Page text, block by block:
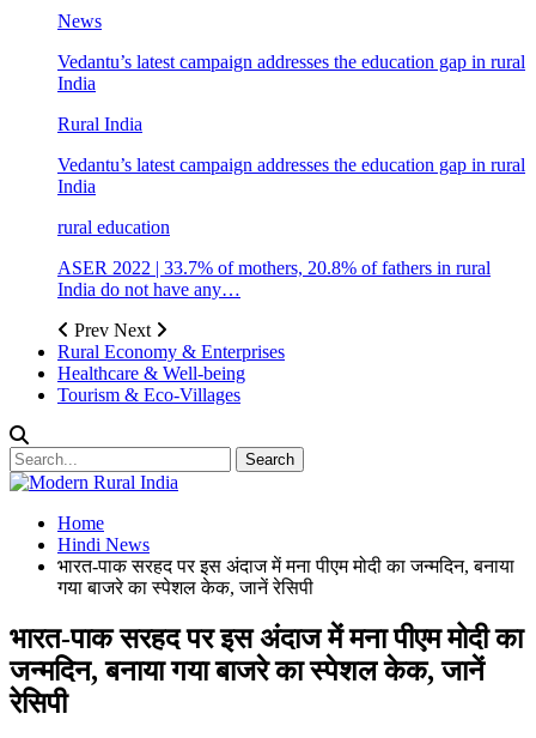
News
Vedantu’s latest campaign addresses the education gap in rural
India
Rural India
Vedantu’s latest campaign addresses the education gap in rural
India
rural education
ASER 2022 | 33.7% of mothers, 20.8% of fathers in rural
India do not have any…
Prev Next
Rural Economy & Enterprises
Healthcare & Well-being
Tourism & Eco-Villages
Home
Hindi News
भारत-पाक सरहद पर इस अंदाज में मना पीएम मोदी का जन्मदिन, बनाया
गया बाजरे का स्पेशल केक, जानें रेसिपी
भारत-पाक सरहद पर इस अंदाज में मना पीएम मोदी का
जन्मदिन, बनाया गया बाजरे का स्पेशल केक, जानें
रेसिपी